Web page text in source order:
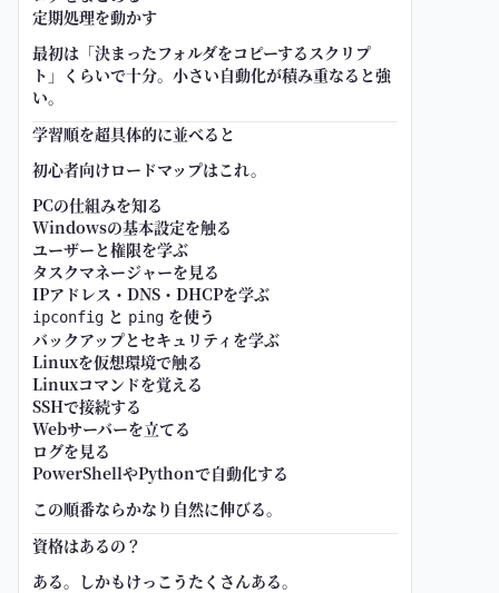
定期処理を動かす
最初は「決まったフォルダをコピーするスクリプ
ト」くらいで十分。小さい自動化が積み重なると強
い。
学習順を超具体的に並べると
初心者向けロードマップはこれ。
PCの仕組みを知る
Windowsの基本設定を触る
ユーザーと権限を学ぶ
タスクマネージャーを見る
IPアドレス・DNS・DHCPを学ぶ
ipconfig と ping を使う
バックアップとセキュリティを学ぶ
Linuxを仮想環境で触る
Linuxコマンドを覚える
SSHで接続する
Webサーバーを立てる
ログを見る
PowerShellやPythonで自動化する
この順番ならかなり自然に伸びる。
資格はあるの？
ある。しかもけっこうたくさんある。